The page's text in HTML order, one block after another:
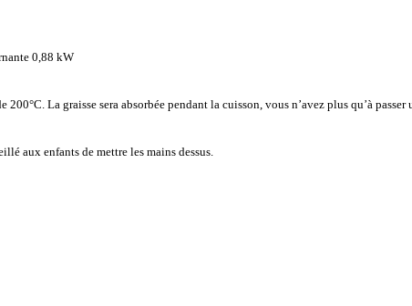
0,88 kW
La graisse sera absorbée pendant la cuisson, vous n’avez plus qu’à
aux enfants de mettre les mains dessus.